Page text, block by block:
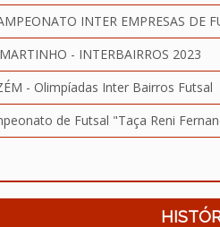
INTER EMPRESAS DE
- INTERBAIRROS 2023
- Olimpíadas Inter Bairros Futsal
de Futsal "Taça Reni